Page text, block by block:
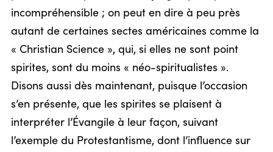
incompréhensible ; on peut en dire à peu près
autant de certaines sectes américaines comme la
« Christian Science », qui, si elles ne sont point
spirites, sont du moins « néo-spiritualistes ».
Disons aussi dès maintenant, puisque l’occasion
s’en présente, que les spirites se plaisent à
interpréter l’Évangile à leur façon, suivant
l’exemple du Protestantisme, dont l’influence sur